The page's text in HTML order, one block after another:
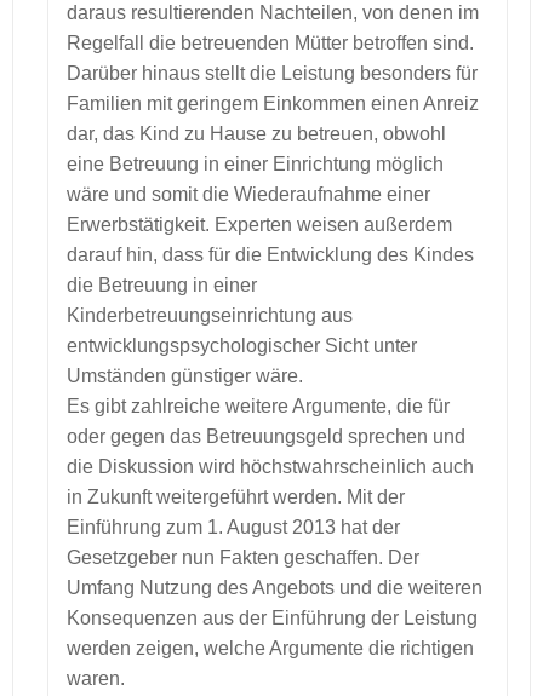
daraus resultierenden Nachteilen, von denen im
Regelfall die betreuenden Mütter betroffen sind.
Darüber hinaus stellt die Leistung besonders für
Familien mit geringem Einkommen einen Anreiz
dar, das Kind zu Hause zu betreuen, obwohl
eine Betreuung in einer Einrichtung möglich
wäre und somit die Wiederaufnahme einer
Erwerbstätigkeit. Experten weisen außerdem
darauf hin, dass für die Entwicklung des Kindes
die Betreuung in einer
Kinderbetreuungseinrichtung aus
entwicklungspsychologischer Sicht unter
Umständen günstiger wäre.
Es gibt zahlreiche weitere Argumente, die für
oder gegen das Betreuungsgeld sprechen und
die Diskussion wird höchstwahrscheinlich auch
in Zukunft weitergeführt werden. Mit der
Einführung zum 1. August 2013 hat der
Gesetzgeber nun Fakten geschaffen. Der
Umfang Nutzung des Angebots und die weiteren
Konsequenzen aus der Einführung der Leistung
werden zeigen, welche Argumente die richtigen
waren.